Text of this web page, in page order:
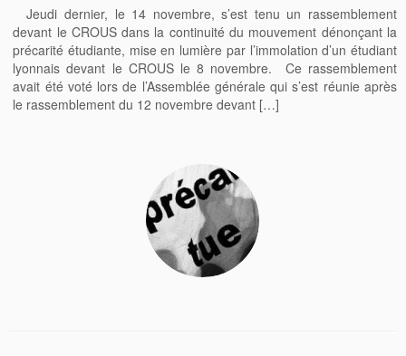
Jeudi dernier, le 14 novembre, s’est tenu un rassemblement
devant le CROUS dans la continuité du mouvement dénonçant la
précarité étudiante, mise en lumière par l’immolation d’un étudiant
lyonnais devant le CROUS le 8 novembre. Ce rassemblement
avait été voté lors de l’Assemblée générale qui s’est réunie après
le rassemblement du 12 novembre devant […]